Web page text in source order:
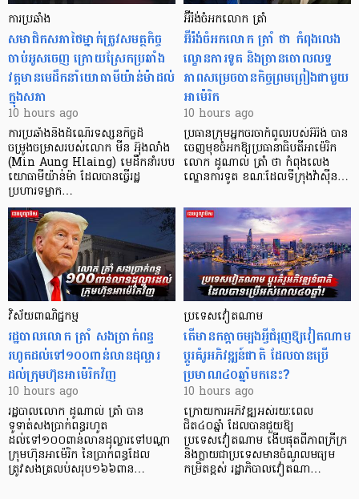
ការប្រឆាំង
សមាជិកសភាថៃម្នាក់ត្រូវសមត្ថកិច្ច
ចាប់អូសចេញ ក្រោយស្រែកប្រឆាំង
វត្តមានមេដឹកនាំយោធាមីយ៉ាន់ម៉ាដល់
ក្នុងសភា
10 hours ago
ការប្រឆាំងនឹងដំណើរទស្សនកិច្ចដ៏
ចម្រូងចម្រាសរបស់លោក មីន អ៊ុងលាំង
(Min Aung Hlaing) មេដឹកនាំរបប
យោធាមីយ៉ាន់ម៉ា ដែលបានធ្វើរដ្ឋ
ប្រហារទម្លាក…
អ៊ីរ៉ង់ចំអកលោក ត្រាំ
អ៊ីរ៉ង់ចំអកលោក ត្រាំ ថា កំពុងលេង
ល្ខោនការទូត និងច្រានចោលលទ្ធ
ភាពសម្រេចបានកិច្ចព្រមព្រៀងជាមួយ
អាម៉េរិក
10 hours ago
ប្រធានក្រុមអ្នកចរចាកំពូលរបស់អ៊ីរ៉ង់ បាន
ចេញមុខចំអកឱ្យប្រធានាធិបតីអាម៉េរិក
លោក ដូណាល់ ត្រាំ ថា កំពុងលេង
ល្ខោនការទូត ខណៈដែលទីក្រុងវ៉ាស៊ីន…
វិស័យ​ពាណិជ្ជកម្ម
រដ្ឋបាលលោក ត្រាំ សងប្រាក់ពន្ធ
រហូតដល់ទៅ១០០ពាន់លានដុល្លារ
ដល់ក្រុមហ៊ុនអាម៉េរិកវិញ
10 hours ago
រដ្ឋបាលលោក ដូណាល់ ត្រាំ បាន​
ទូទាត់សងប្រាក់ពន្ធរហូត
ដល់ទៅ១០០ពាន់លានដុល្លារទៅបណ្ដា
ក្រុមហ៊ុនអាម៉េរិក នៃប្រាក់ពន្ធដែល
ត្រូវសងត្រលប់សរុប១៦៦ពាន…
ប្រទេសវៀតណាម
តើមានកត្តាចម្បងអ្វីជំរុញឱ្យវៀតណាម
ប្តូរគំរូអភិវឌ្ឍន៍ជាតិ ដែលបានប្រើ
ប្រមាណ៤០ឆ្នាំមកនេះ?
10 hours ago
ក្រោយការអភិវឌ្ឍអស់រយៈពេល
ជិត៤០ឆ្នាំ ដែលបានជួយឱ្យ​
ប្រទេសវៀតណាម ងើប​ផុតពីភាពក្រីក្រ
និងក្លាយជាប្រទេសមានចំណូលមធ្យម
កម្រិតខ្ពស់ រដ្ឋាភិបាលវៀតណា…